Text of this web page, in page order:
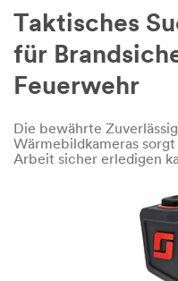
Taktisches
für
Feuerwehr
Die bewährte
Wärmebildkameras
Arbeit sicher erledigen